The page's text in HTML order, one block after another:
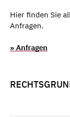
Hier finden Sie
Anfragen.
» Anfragen